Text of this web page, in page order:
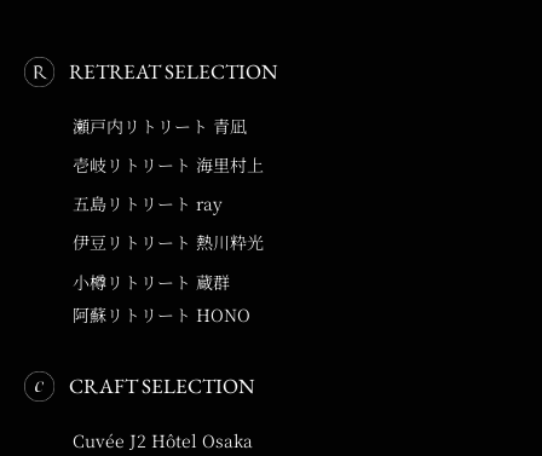
RETREAT SELECTION
瀬戸内リトリート 青凪
壱岐リトリート 海里村上
五島リトリート ray
伊豆リトリート 熱川粋光
小樽リトリート 蔵群
阿蘇リトリート HONO
CRAFT SELECTION
Cuvée J2 Hôtel Osaka